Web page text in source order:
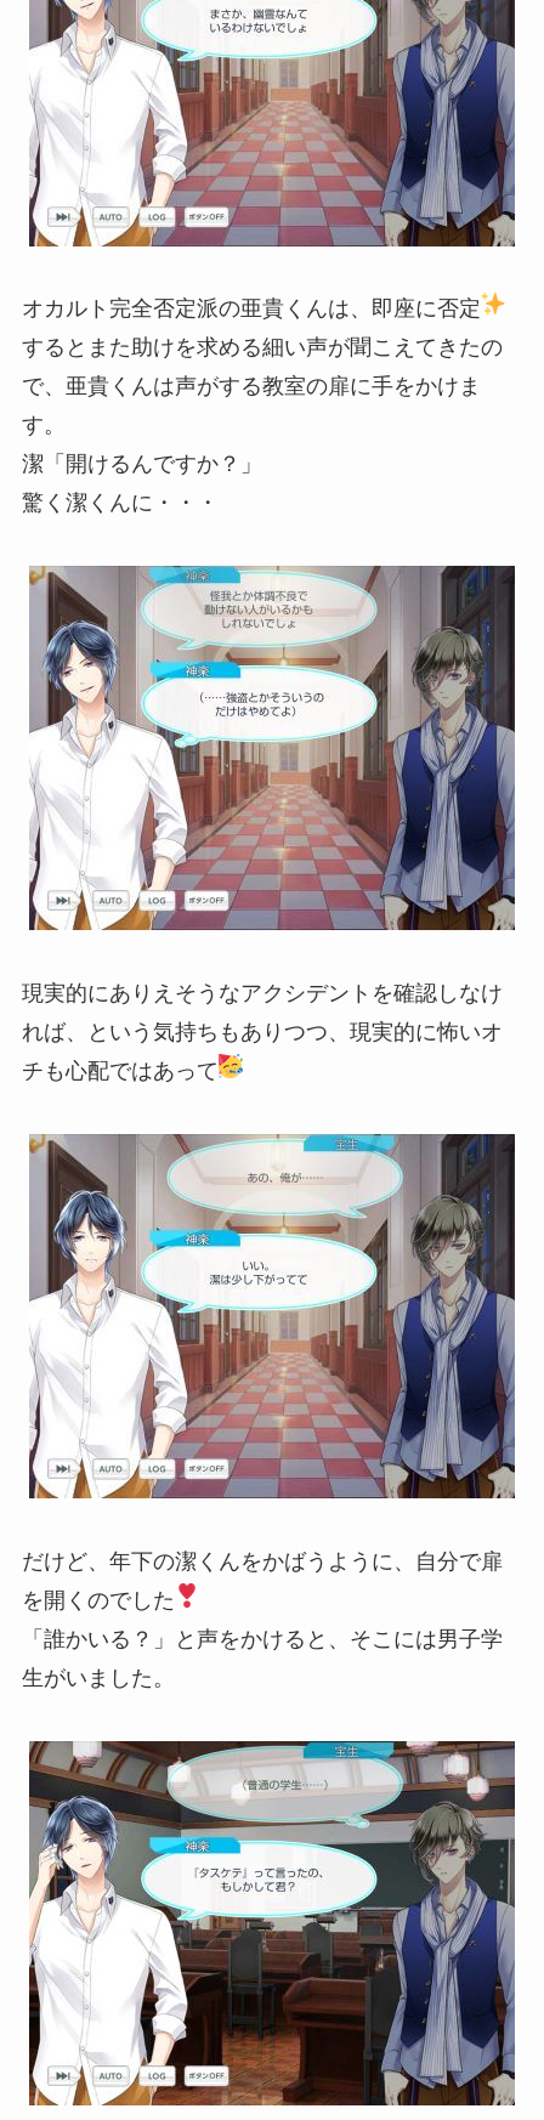
オカルト完全否定派の亜貴くんは、即座に否定
するとまた助けを求める細い声が聞こえてきたの
で、亜貴くんは声がする教室の扉に手をかけま
す。
潔「開けるんですか？」
驚く潔くんに・・・
現実的にありえそうなアクシデントを確認しなけ
れば、という気持ちもありつつ、現実的に怖いオ
チも心配ではあって
だけど、年下の潔くんをかばうように、自分で扉
を開くのでした
「誰かいる？」と声をかけると、そこには男子学
生がいました。